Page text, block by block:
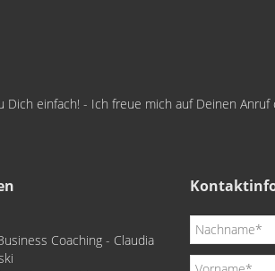
Dich einfach! - Ich freue mich auf Deinen
Coaching - Claudia